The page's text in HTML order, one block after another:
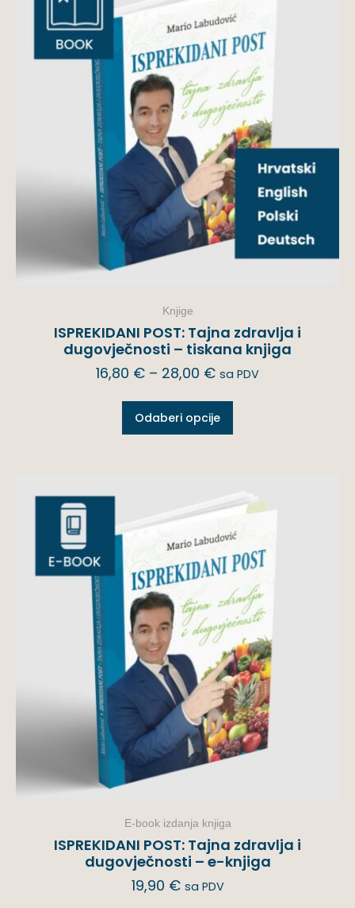
Knjige
ISPREKIDANI POST: Tajna zdravlja i
dugovječnosti – tiskana knjiga
16,80 € – 28,00 € sa PDV
Odaberi opcije
E-book izdanja knjiga
ISPREKIDANI POST: Tajna zdravlja i
dugovječnosti – e-knjiga
19,90 € sa PDV